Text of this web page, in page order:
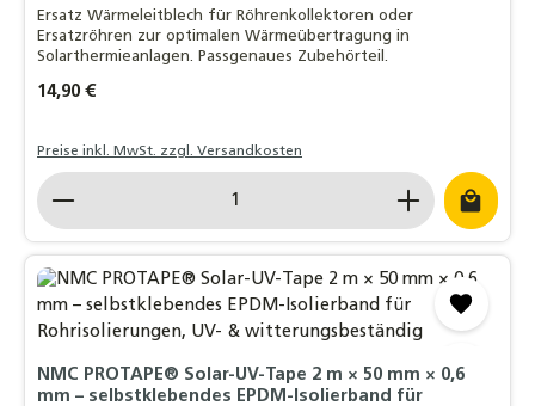
Ersatz Wärmeleitblech für Röhrenkollektoren oder
Ersatzröhren zur optimalen Wärmeübertragung in
Solarthermieanlagen. Passgenaues Zubehörteil.
Regulärer Preis:
14,90 €
Preise inkl. MwSt. zzgl. Versandkosten
Produkt Anzahl: Gib den gewünschten Wert
NMC PROTAPE® Solar-UV-Tape 2 m × 50 mm × 0,6
mm – selbstklebendes EPDM-Isolierband für